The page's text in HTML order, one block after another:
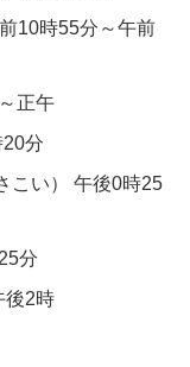
10時55分～午前
正午
分
こい） 午後0時25
分
後2時